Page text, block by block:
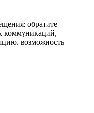
обратите
коммуникаций,
возможность